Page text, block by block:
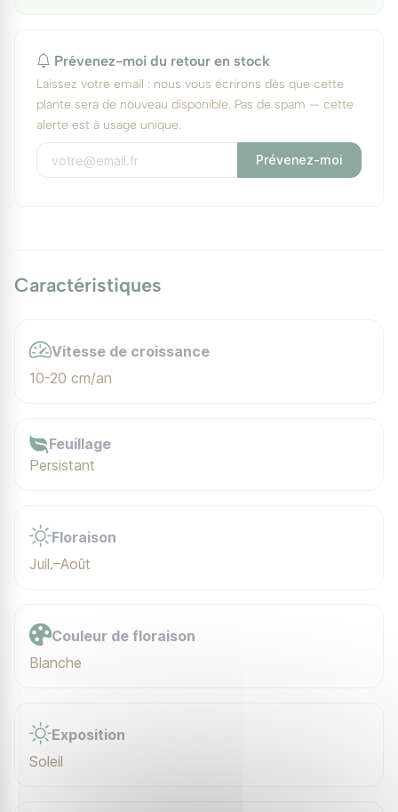
Prévenez-moi du retour en stock
Laissez votre email : nous vous écrirons dès que cette
plante sera de nouveau disponible. Pas de spam — cette
alerte est à usage unique.
Prévenez-moi
Caractéristiques
Vitesse de croissance
10-20 cm/an
Feuillage
Persistant
Floraison
Juil.–Août
Couleur de floraison
Blanche
Exposition
Soleil